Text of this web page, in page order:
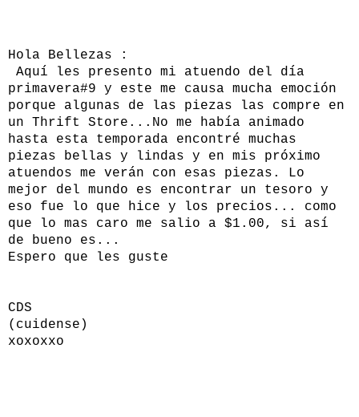
Hola Bellezas :
Aquí les presento mi atuendo del día
primavera#9 y este me causa mucha emoción
porque algunas de las piezas las compre en
un Thrift Store...No me había animado
hasta esta temporada encontré muchas
piezas bellas y lindas y en mis próximo
atuendos me verán con esas piezas. Lo
mejor del mundo es encontrar un tesoro y
eso fue lo que hice y los precios... como
que lo mas caro me salio a $1.00, si así
de bueno es...
Espero que les guste
CDS
(cuidense)
xoxoxxo